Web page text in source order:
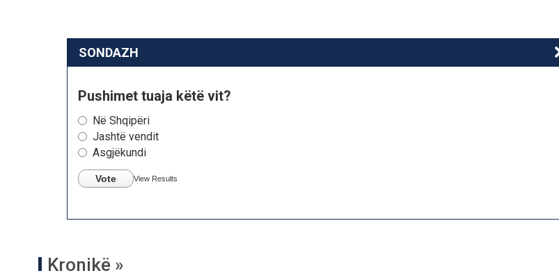
SONDAZH
Pushimet tuaja këtë vit?
Në Shqipëri
Jashtë vendit
Asgjëkundi
Vote View Results
Kronikë »